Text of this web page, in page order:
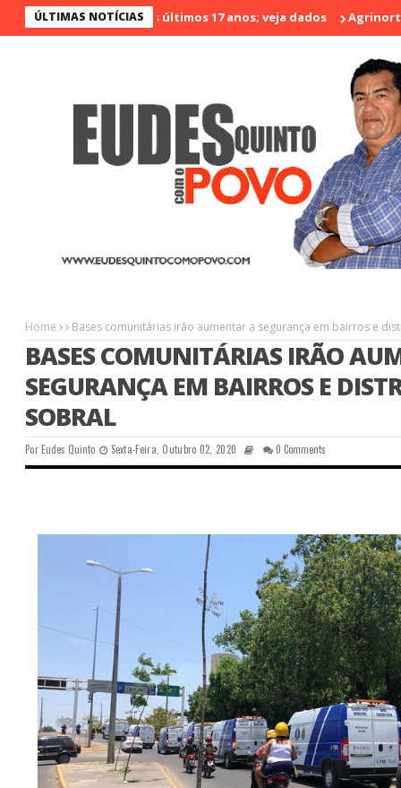
ÚLTIMAS NOTÍCIAS
menos violento nos últimos 17 anos; veja dados Agrinort em
Home Bases comunitárias irão aumentar a segurança em bairros e
BASES COMUNITÁRIAS IRÃO
SEGURANÇA EM BAIRROS E
SOBRAL
PorEudes Quinto Sexta-Feira, Outubro 02, 2020 0 Comments